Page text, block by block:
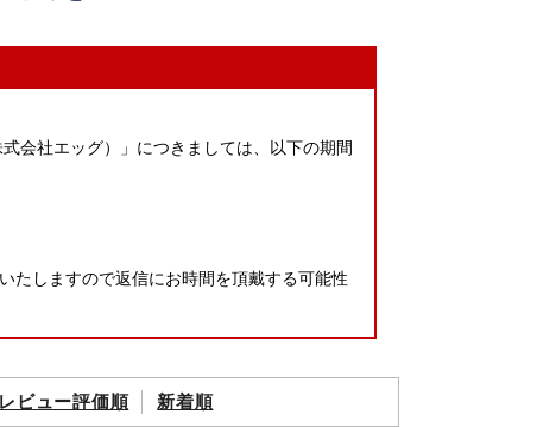
会社エッグ）」につきましては、以下の期間
たしますので返信にお時間を頂戴する可能性
レビュー評価順 新着順